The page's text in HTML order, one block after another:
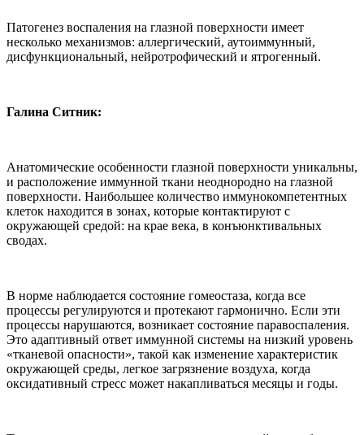
Патогенез воспаления на глазной поверхности имеет
несколько механизмов: аллергический, аутоиммунный,
дисфункциональный, нейротрофический и ятрогенный.
Галина Ситник:
Анатомические особенности глазной поверхности уникальны,
и расположение иммунной ткани неоднородно на глазной
поверхности. Наибольшее количество иммунокомпетентных
клеток находится в зонах, которые контактируют с
окружающей средой: на крае века, в конъюнктивальных
сводах.
В норме наблюдается состояние гомеостаза, когда все
процессы регулируются и протекают гармонично. Если эти
процессы нарушаются, возникает состояние паравоспаления.
Это адаптивный ответ иммунной системы на низкий уровень
«тканевой опасности», такой как изменение характеристик
окружающей среды, легкое загрязнение воздуха, когда
оксидативный стресс может накапливаться месяцы и годы.